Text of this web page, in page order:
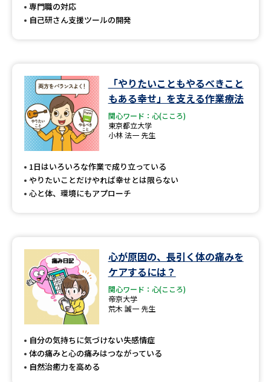
専門職の対応
自己研さん支援ツールの開発
「やりたいこともやるべきこと
もある幸せ」を支える作業療法
関心ワード：心(こころ)
東京都立大学
小林 法一 先生
1日はいろいろな作業で成り立っている
やりたいことだけやれば幸せとは限らない
心と体、環境にもアプローチ
心が原因の、長引く体の痛みを
ケアするには？
関心ワード：心(こころ)
帝京大学
荒木 誠一 先生
自分の気持ちに気づけない失感情症
体の痛みと心の痛みはつながっている
自然治癒力を高める